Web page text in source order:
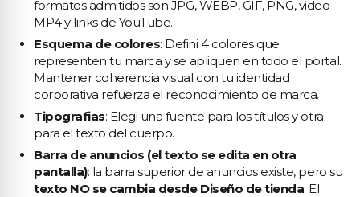
formatos admitidos son JPG, WEBP, GIF, PNG, video
MP4 y links de YouTube.
Esquema de colores: Defini 4 colores que
representen tu marca y se apliquen en todo el portal.
Mantener coherencia visual con tu identidad
corporativa refuerza el reconocimiento de marca.
Tipografias: Elegi una fuente para los títulos y otra
para el texto del cuerpo.
Barra de anuncios (el texto se edita en otra
pantalla): la barra superior de anuncios existe, pero su
texto NO se cambia desde Diseño de tienda. El